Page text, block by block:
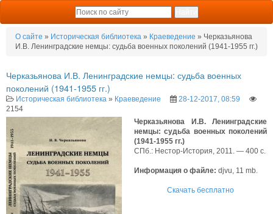
О сайте » Историческая библиотека » Краеведение » Черказьянова
И.В. Ленинградские немцы: судьба военных поколений (1941-1955 гг.)
Черказьянова И.В. Ленинградские немцы: судьба военных
поколений (1941-1955 гг.)
Историческая библиотека » Краеведение
28-12-2017, 08:59
2154
Черказьянова И.В. Ленинградские
немцы: судьба военных поколений
(1941-1955 гг.)
СПб.: Нестор-История, 2011. — 400 с.
Информация о файле: djvu, 11 mb.
Скачать бесплатно